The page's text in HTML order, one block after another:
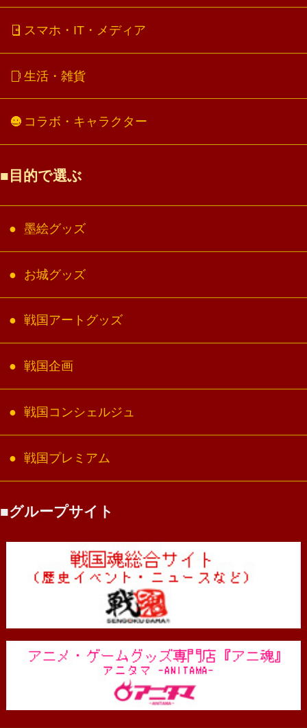
スマホ・IT・メディア
生活・雑貨
コラボ・キャラクター
目的で選ぶ
墨絵グッズ
お城グッズ
戦国アートグッズ
戦国企画
戦国コンシェルジュ
戦国プレミアム
グループサイト